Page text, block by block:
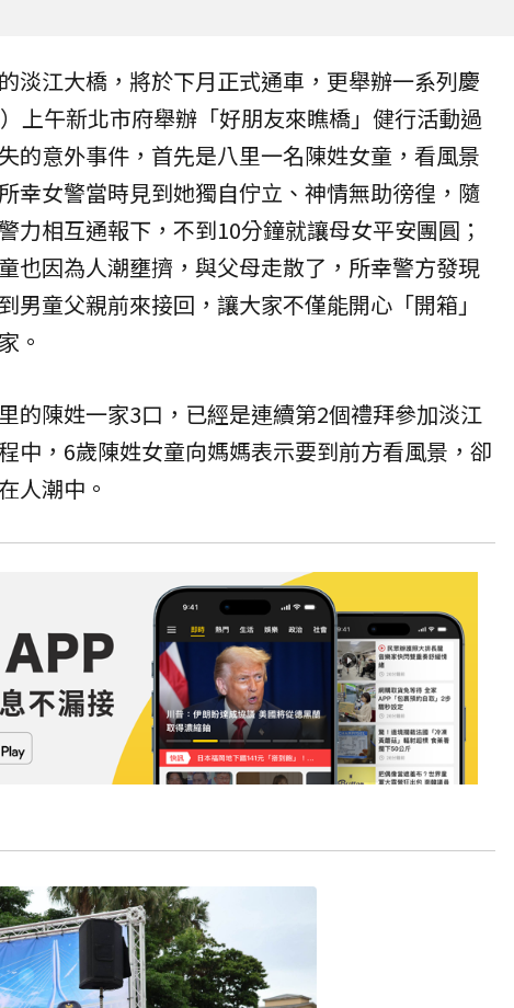
的淡江大橋 ，將於下月正式通車，更舉辦一系列慶
上午新北市府舉辦「好朋友來瞧橋」健行活動過
的意外事件，首先是八里一名陳姓女童，看風景
幸女警當時見到她獨自佇立、神情無助徬徨，隨
力相互通報下，不到10分鐘就讓母女平安團圓；
也因為人潮壅擠，與父母走散了，所幸警方發現
男童父親前來接回，讓大家不僅能開心「開箱」
。
的陳姓一家3口，已經是連續第2個禮拜參加淡江
中，6歲陳姓女童向媽媽表示要到前方看風景，卻
人潮中。